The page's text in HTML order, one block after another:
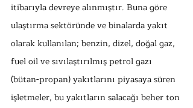
itibarıyla devreye alınmıştır. Buna göre
ulaştırma sektöründe ve binalarda yakıt
olarak kullanılan; benzin, dizel, doğal gaz,
fuel oil ve sıvılaştırılmış petrol gazı
(bütan-propan) yakıtlarını piyasaya süren
işletmeler, bu yakıtların salacağı beher ton